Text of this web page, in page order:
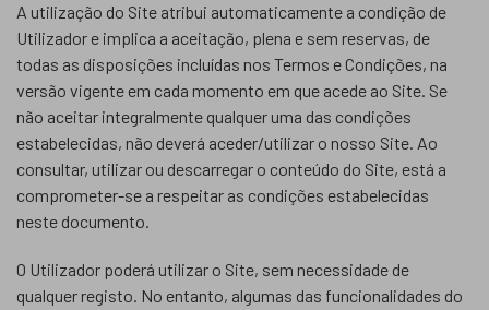
A utilização do Site atribui automaticamente a condição de
Utilizador e implica a aceitação, plena e sem reservas, de
todas as disposições incluídas nos Termos e Condições, na
versão vigente em cada momento em que acede ao Site. Se
não aceitar integralmente qualquer uma das condições
estabelecidas, não deverá aceder/utilizar o nosso Site. Ao
consultar, utilizar ou descarregar o conteúdo do Site, está a
comprometer-se a respeitar as condições estabelecidas
neste documento.
O Utilizador poderá utilizar o Site, sem necessidade de
qualquer registo. No entanto, algumas das funcionalidades do